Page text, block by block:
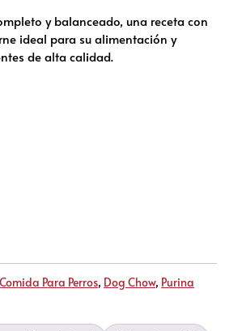
y balanceado, una receta con
ideal para su alimentación y
de alta calidad.
Comida Para Perros, Dog Chow, Purina